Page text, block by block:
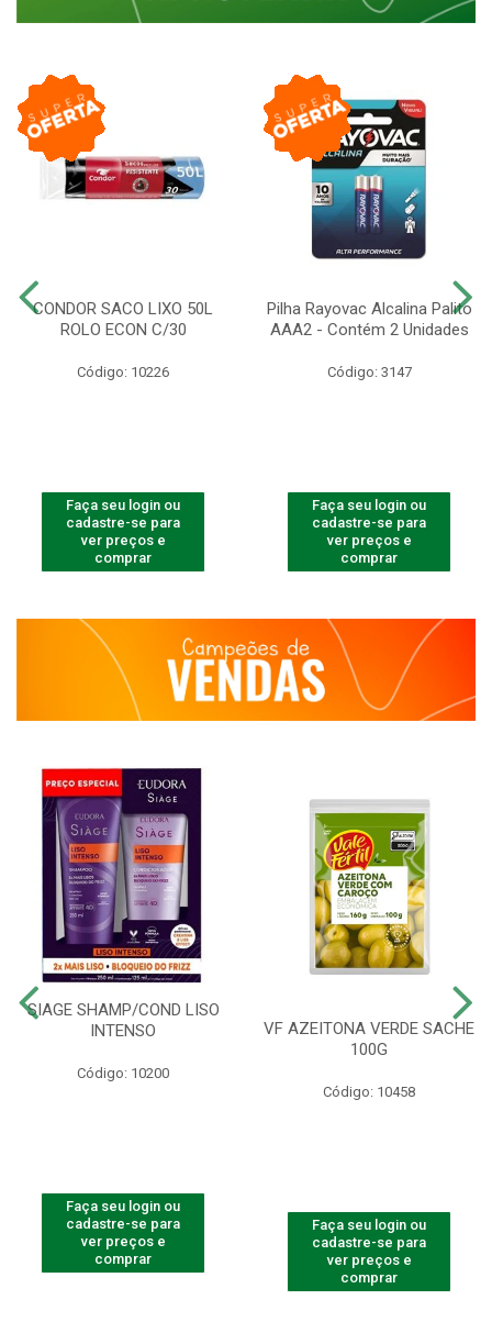
CONDOR SACO LIXO 50L
ROLO ECON C/30
Código: 10226
Faça seu login ou
cadastre-se para
ver preços e
comprar
Pilha Rayovac Alcalina Palito
AAA2 - Contém 2 Unidades
Código: 3147
Faça seu login ou
cadastre-se para
ver preços e
comprar
SIAGE SHAMP/COND LISO
INTENSO
Código: 10200
Faça seu login ou
cadastre-se para
ver preços e
comprar
VF AZEITONA VERDE SACHE
100G
Código: 10458
Faça seu login ou
cadastre-se para
ver preços e
comprar